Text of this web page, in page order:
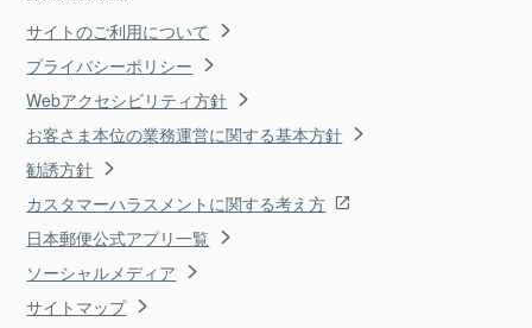
サイトのご利用について
プライバシーポリシー
Webアクセシビリティ方針
お客さま本位の業務運営に関する基本方針
勧誘方針
カスタマーハラスメントに関する考え方
日本郵便公式アプリ一覧
ソーシャルメディア
サイトマップ